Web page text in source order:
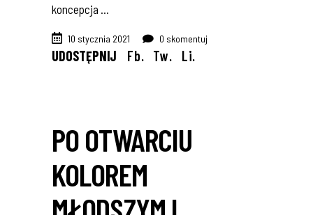
koncepcja
10 stycznia 2021 0 skomentuj
UDOSTĘPNIJ Fb. Tw. Li.
PO OTWARCIU
KOLOREM